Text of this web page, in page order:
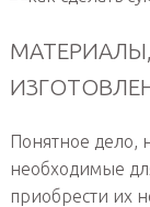
Понятное дело,
необходимые
приобрести их